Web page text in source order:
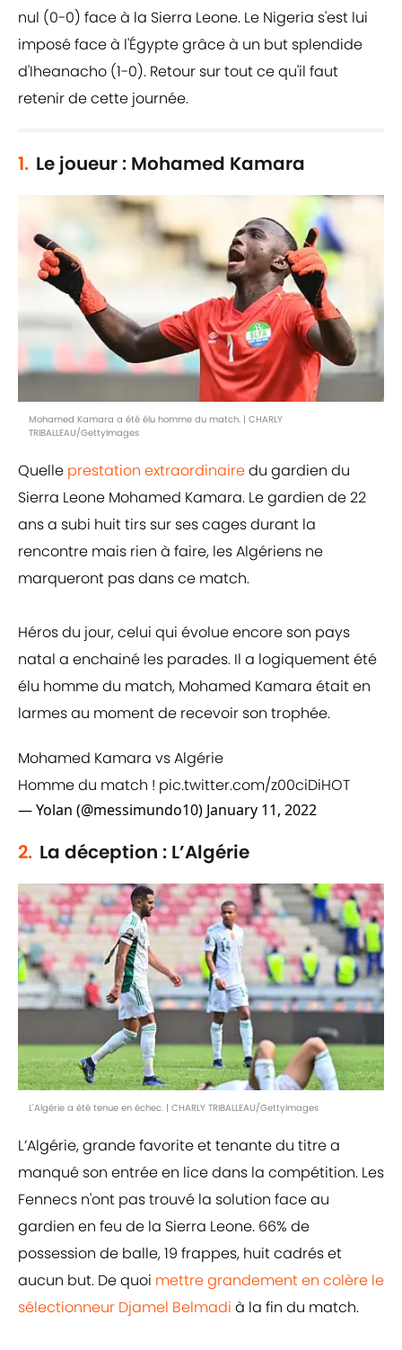
nul (0-0) face à la Sierra Leone. Le Nigeria s'est lui
imposé face à l'Égypte grâce à un but splendide
d'Iheanacho (1-0). Retour sur tout ce qu'il faut
retenir de cette journée.
1. Le joueur : Mohamed Kamara
Mohamed Kamara a été élu homme du match. | CHARLY
TRIBALLEAU/GettyImages
Quelle prestation extraordinairedu gardien du
Sierra Leone Mohamed Kamara. Le gardien de 22
ans a subi huit tirs sur ses cages durant la
rencontre mais rien à faire, les Algériens ne
marqueront pas dans ce match.
Héros du jour, celui qui évolue encore son pays
natal a enchainé les parades. Il a logiquement été
élu homme du match, Mohamed Kamara était en
larmes au moment de recevoir son trophée.
Mohamed Kamara vs Algérie
Homme du match ! pic.twitter.com/z00ciDiHOT
— Yolan (@messimundo10) January 11, 2022
2. La déception : L’Algérie
L'Algérie a été tenue en échec. | CHARLY TRIBALLEAU/GettyImages
L’Algérie, grande favorite et tenante du titre a
manqué son entrée en lice dans la compétition. Les
Fennecs n'ont pas trouvé la solution face au
gardien en feu de la Sierra Leone. 66% de
possession de balle, 19 frappes, huit cadrés et
aucun but. De quoi mettre grandement en colère le
sélectionneur Djamel Belmadi à la fin du match.